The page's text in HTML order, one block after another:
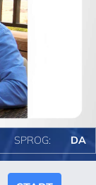
SPROG: DA